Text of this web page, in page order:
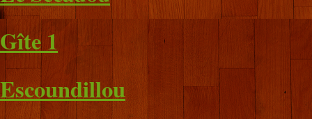
Gîte 1
Escoundillou